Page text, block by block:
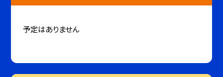
予定はありません